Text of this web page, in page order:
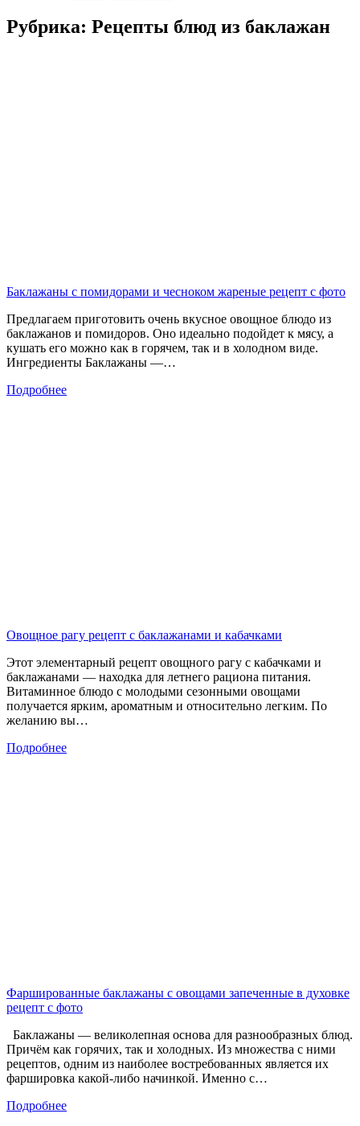
Рубрика: Рецепты блюд из баклажан
Баклажаны с помидорами и чесноком жареные рецепт с фото
Предлагаем приготовить очень вкусное овощное блюдо из
баклажанов и помидоров. Оно идеально подойдет к мясу, а
кушать его можно как в горячем, так и в холодном виде.
Ингредиенты Баклажаны —…
Подробнее
Овощное рагу рецепт с баклажанами и кабачками
Этот элементарный рецепт овощного рагу с кабачками и
баклажанами — находка для летнего рациона питания.
Витаминное блюдо с молодыми сезонными овощами
получается ярким, ароматным и относительно легким. По
желанию вы…
Подробнее
Фаршированные баклажаны с овощами запеченные в духовке
рецепт с фото
Баклажаны — великолепная основа для разнообразных блюд.
Причём как горячих, так и холодных. Из множества с ними
рецептов, одним из наиболее востребованных является их
фаршировка какой-либо начинкой. Именно с…
Подробнее